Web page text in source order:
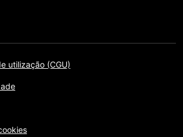
utilização (CGU)